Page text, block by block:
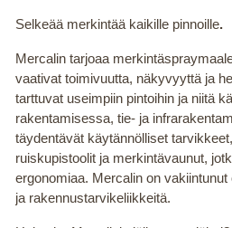
Selkeää merkintää kaikille pinnoille.
Mercalin tarjoaa
vaativat toimivuutta, näkyvyyttä ja
tarttuvat useimpiin pintoihin ja niitä
rakentamisessa, tie- ja
täydentävät käytännölliset
ruiskupistoolit ja merkintävaunut,
ergonomiaa. Mercalin on
ja rakennustarvikeliikkeitä.